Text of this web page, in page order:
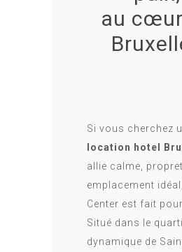
au
Si vous cherchez
location hotel
allie calme,
emplacement
Center est fait
Situé dans le
dynamique de